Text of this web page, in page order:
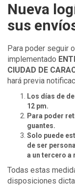
Nueva
sus
Para poder seguir
implementado
CIUDAD DE
hará previa
Los días de
12 pm.
Para poder
guantes.
Solo puede
de ser
a un tercero a
Todas estas
disposiciones